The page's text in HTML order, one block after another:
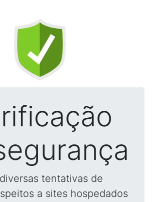
tentativas de
a sites hospedados